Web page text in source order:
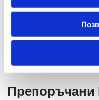
Препоръчани